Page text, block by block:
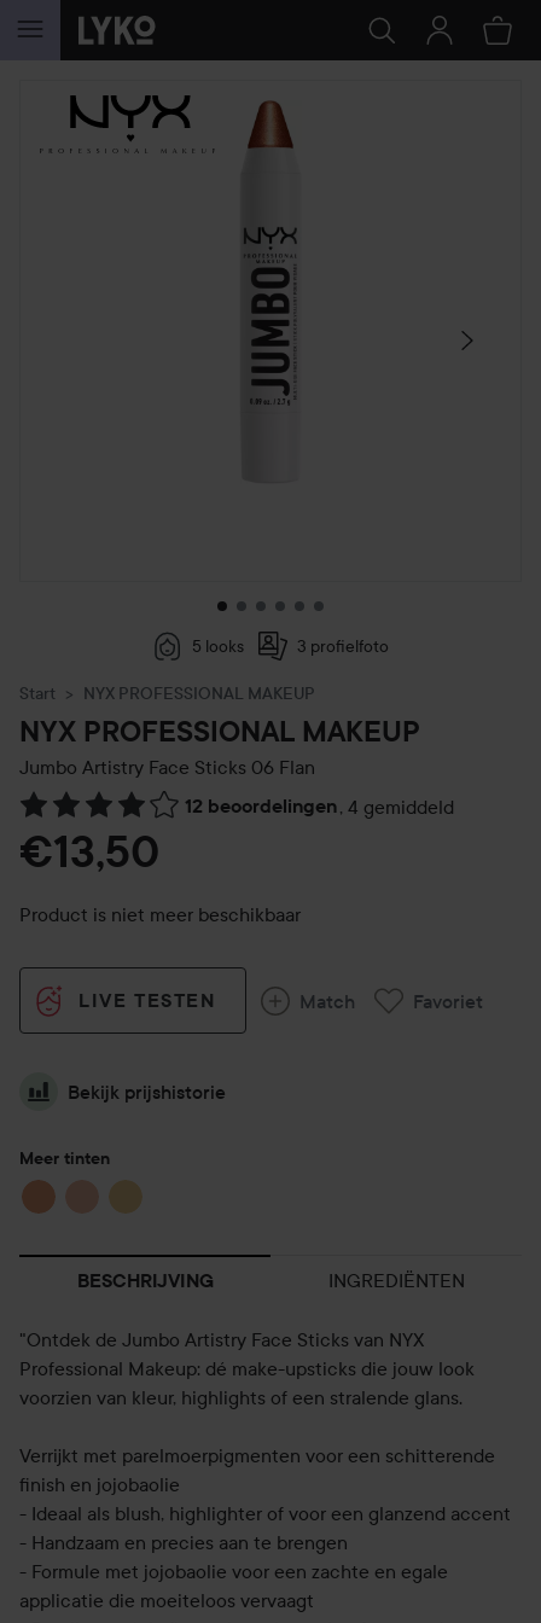
GA NAAR INHOUD
SECTIE OVERSLAAN
5 looks 3 profielfoto
Start NYX PROFESSIONAL MAKEUP
NYX PROFESSIONAL MAKEUP
Jumbo Artistry Face Sticks 06 Flan
12 beoordelingen, 4 gemiddeld
Ga naar Reviews & reacties
€13,50
Product is niet meer beschikbaar
LIVE TESTEN Match Favoriet
Bekijk prijshistorie
Meer tinten
BESCHRIJVING INGREDIËNTEN
"Ontdek de Jumbo Artistry Face Sticks van NYX
Professional Makeup: dé make-upsticks die jouw look
voorzien van kleur, highlights of een stralende glans.
Verrijkt met parelmoerpigmenten voor een schitterende
finish en jojobaolie
- Ideaal als blush, highlighter of voor een glanzend accent
- Handzaam en precies aan te brengen
- Formule met jojobaolie voor een zachte en egale
applicatie die moeiteloos vervaagt